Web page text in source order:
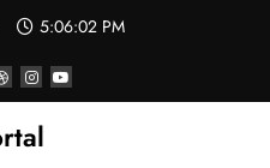
5:06:05 PM